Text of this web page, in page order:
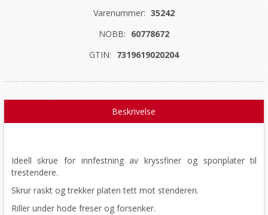
Varenummer: 35242
NOBB: 60778672
GTIN: 7319619020204
Beskrivelse
Ideell skrue for innfestning av kryssfiner og sponplater til
trestendere.
Skrur raskt og trekker platen tett mot stenderen.
Riller under hode freser og forsenker.